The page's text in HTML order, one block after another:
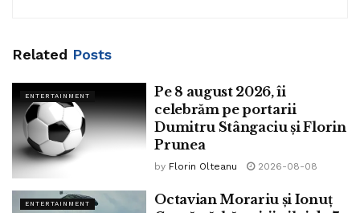
Related Posts
ENTERTAINMENT
Pe 8 august 2026, îi
celebrăm pe portarii
Dumitru Stângaciu și Florin
Prunea
by Florin Olteanu 2026-08-08
ENTERTAINMENT
Octavian Morariu și Ionuț